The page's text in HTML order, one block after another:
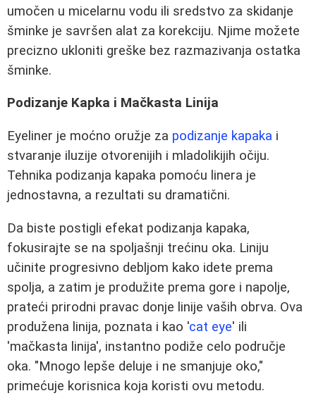
umočen u micelarnu vodu ili sredstvo za skidanje
šminke je savršen alat za korekciju. Njime možete
precizno ukloniti greške bez razmazivanja ostatka
šminke.
Podizanje Kapka i Mačkasta Linija
Eyeliner je moćno oružje za podizanje kapaka i
stvaranje iluzije otvorenijih i mladolikijih očiju.
Tehnika podizanja kapaka pomoću linera je
jednostavna, a rezultati su dramatični.
Da biste postigli efekat podizanja kapaka,
fokusirajte se na spoljašnji trećinu oka. Liniju
učinite progresivno debljom kako idete prema
spolja, a zatim je produžite prema gore i napolje,
prateći prirodni pravac donje linije vaših obrva. Ova
produžena linija, poznata i kao 'cat eye' ili
'mačkasta linija', instantno podiže celo područje
oka. "Mnogo lepše deluje i ne smanjuje oko,"
primećuje korisnica koja koristi ovu metodu.